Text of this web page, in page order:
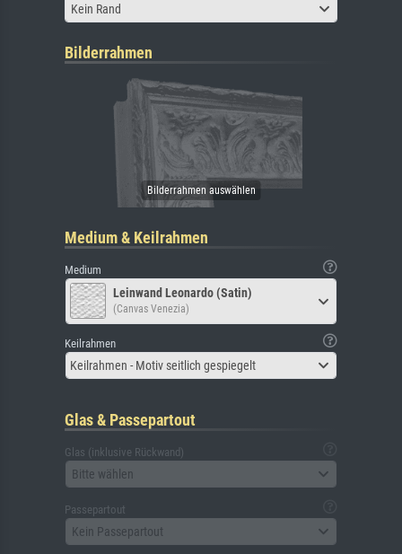
Kein Rand
Bilderrahmen
Medium & Keilrahmen
Medium
Leinwand Leonardo (Satin)
(Canvas Venezia)
Keilrahmen
Keilrahmen - Motiv seitlich gespiegelt
Glas & Passepartout
Glas (inklusive Rückwand)
Bitte wählen
Passepartout
Kein Passepartout